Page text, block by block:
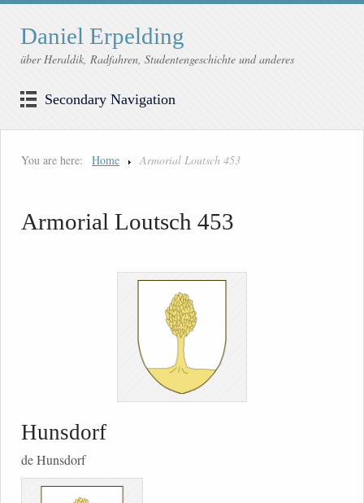
Daniel Erpelding
über Heraldik, Radfahren, Studentengeschichte und anderes
Secondary Navigation
You are here: Home Armorial Loutsch 453
Armorial Loutsch 453
Hunsdorf
de Hunsdorf